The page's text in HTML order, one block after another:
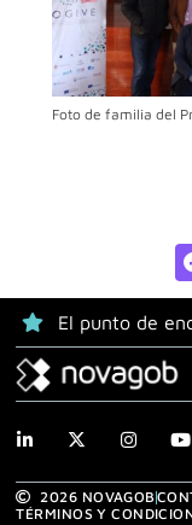
Foto de familia del
El punto de
2026 NOVAGOB
TÉRMINOS Y